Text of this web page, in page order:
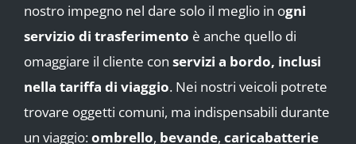
nostro impegno nel dare solo il meglio in ogni
servizio di trasferimento è anche quello di
omaggiare il cliente con servizi a bordo, inclusi
nella tariffa di viaggio. Nei nostri veicoli potrete
trovare oggetti comuni, ma indispensabili durante
un viaggio:ombrello, bevande, caricabatterie